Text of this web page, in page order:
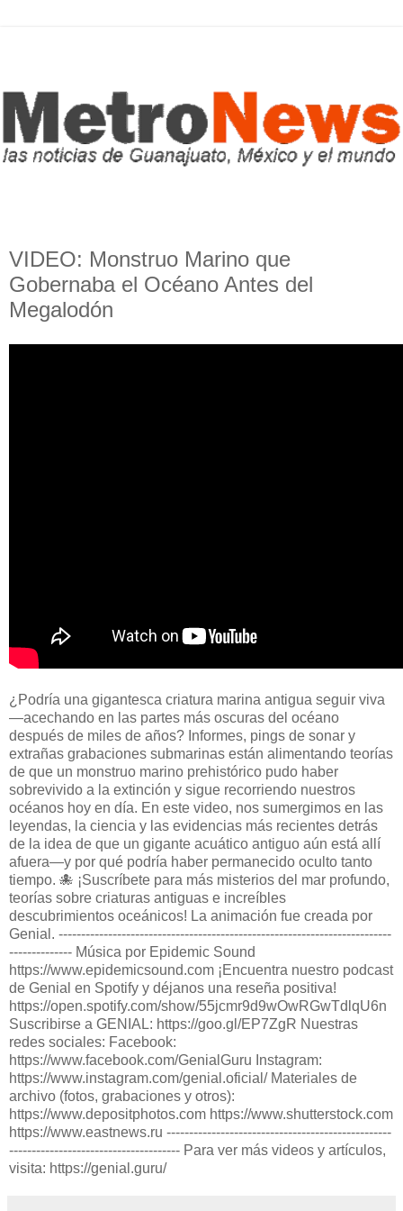
VIDEO: Monstruo Marino que
Gobernaba el Océano Antes del
Megalodón
¿Podría una gigantesca criatura marina antigua seguir viva
—acechando en las partes más oscuras del océano
después de miles de años? Informes, pings de sonar y
extrañas grabaciones submarinas están alimentando teorías
de que un monstruo marino prehistórico pudo haber
sobrevivido a la extinción y sigue recorriendo nuestros
océanos hoy en día. En este video, nos sumergimos en las
leyendas, la ciencia y las evidencias más recientes detrás
de la idea de que un gigante acuático antiguo aún está allí
afuera—y por qué podría haber permanecido oculto tanto
tiempo. 🐙 ¡Suscríbete para más misterios del mar profundo,
teorías sobre criaturas antiguas e increíbles
descubrimientos oceánicos! La animación fue creada por
Genial. --------------------------------------------------------------------------
-------------- Música por Epidemic Sound
https://www.epidemicsound.com ¡Encuentra nuestro podcast
de Genial en Spotify y déjanos una reseña positiva!
https://open.spotify.com/show/55jcmr9d9wOwRGwTdlqU6n
Suscribirse a GENIAL: https://goo.gl/EP7ZgR Nuestras
redes sociales: Facebook:
https://www.facebook.com/GenialGuru Instagram:
https://www.instagram.com/genial.oficial/ Materiales de
archivo (fotos, grabaciones y otros):
https://www.depositphotos.com https://www.shutterstock.com
https://www.eastnews.ru --------------------------------------------------
-------------------------------------- Para ver más videos y artículos,
visita: https://genial.guru/